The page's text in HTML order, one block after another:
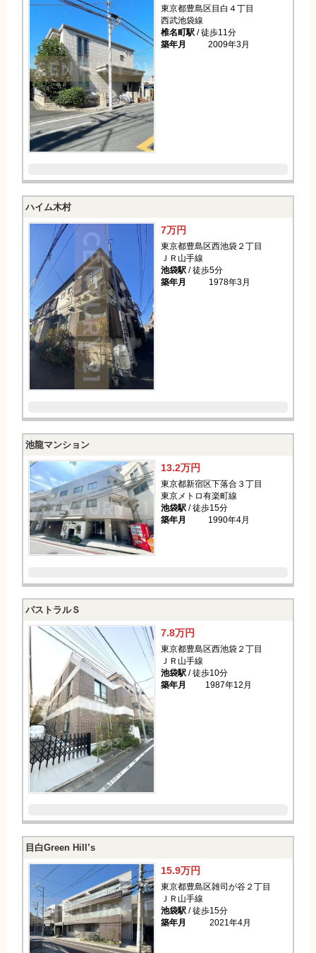
東京都豊島区目白４丁目
西武池袋線
椎名町駅/ 徒歩11分
築年月
2009年3月
ハイム木村
7万円
東京都豊島区西池袋２丁目
ＪＲ山手線
池袋駅/ 徒歩5分
築年月
1978年3月
池龍マンション
13.2万円
東京都新宿区下落合３丁目
東京メトロ有楽町線
池袋駅/ 徒歩15分
築年月
1990年4月
パストラルＳ
7.8万円
東京都豊島区西池袋２丁目
ＪＲ山手線
池袋駅/ 徒歩10分
築年月
1987年12月
目白Green Hill’s
15.9万円
東京都豊島区雑司が谷２丁目
ＪＲ山手線
池袋駅/ 徒歩15分
築年月
2021年4月